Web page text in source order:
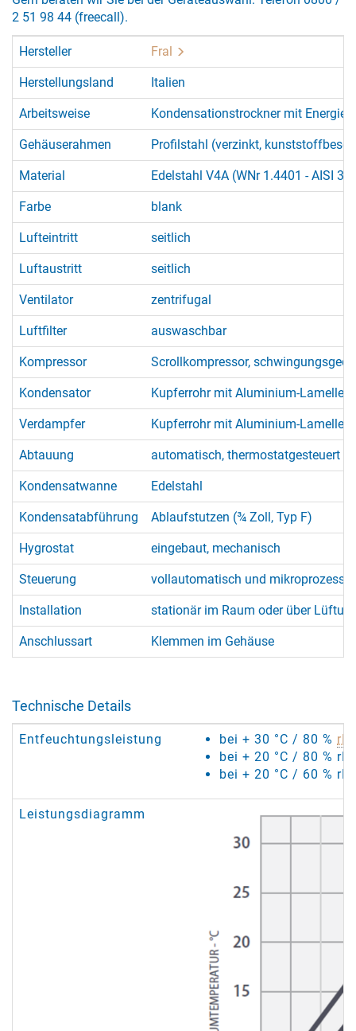
2 51 98 44 (freecall).
Hersteller Fral
Herstellungsland Italien
Arbeitsweise Kondensationstrockner mit
Gehäuserahmen Profilstahl (verzinkt,
Material Edelstahl V4A (WNr 1.4401 - AISI
Farbe blank
Lufteintritt seitlich
Luftaustritt seitlich
Ventilator zentrifugal
Luftfilter auswaschbar
Kompressor Scrollkompressor,
Kondensator Kupferrohr mit Aluminium-Lamellen
Verdampfer Kupferrohr mit Aluminium-
Abtauung automatisch, thermostatgesteuert
Kondensatwanne Edelstahl
Kondensatabführung Ablaufstutzen (¾ Zoll, Typ F)
Hygrostat eingebaut, mechanisch
Steuerung vollautomatisch und
Installation stationär im Raum oder über
Anschlussart Klemmen im Gehäuse
Technische Details
Entfeuchtungsleistung bei + 30 °C / 80 % rF
bei + 20 °C / 80 %
bei + 20 °C / 60 %
Leistungsdiagramm